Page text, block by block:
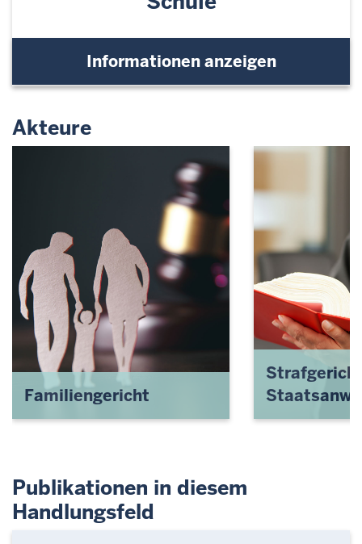
Informationen anzeigen
Akteure
Familiengericht
Publikationen in diesem
Handlungsfeld